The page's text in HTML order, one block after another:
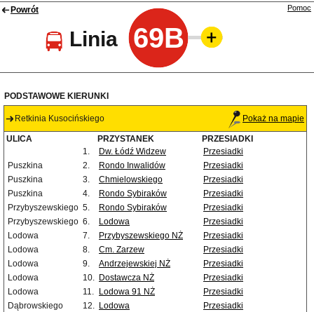
Powrót
Linia 69B
Pomoc
PODSTAWOWE KIERUNKI
Retkinia Kusocińskiego Pokaż na mapie
ULICA PRZYSTANEK
PRZESIADKI
1.
Dw. Łódź Widzew
Przesiadki
Puszkina
2. Rondo Inwalidów
Przesiadki
Puszkina
3. Chmielowskiego
Przesiadki
Puszkina
4. Rondo Sybiraków
Przesiadki
Przybyszewskiego 5. Rondo Sybiraków
Przesiadki
Przybyszewskiego 6. Lodowa
Przesiadki
Lodowa
7. Przybyszewskiego NŻ
Przesiadki
Lodowa
8. Cm. Zarzew
Przesiadki
Lodowa
9. Andrzejewskiej NŻ
Przesiadki
Lodowa
10. Dostawcza NŻ
Przesiadki
Lodowa
11. Lodowa 91 NŻ
Przesiadki
Dąbrowskiego
12. Lodowa
Przesiadki